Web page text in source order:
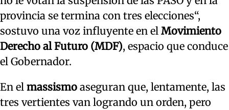
provincia se termina con tres elecciones“,
sostuvo una voz influyente en el Movimiento
Derecho al Futuro (MDF), espacio que conduce
el Gobernador.
En el massismo aseguran que, lentamente, las
tres vertientes van logrando un orden, pero